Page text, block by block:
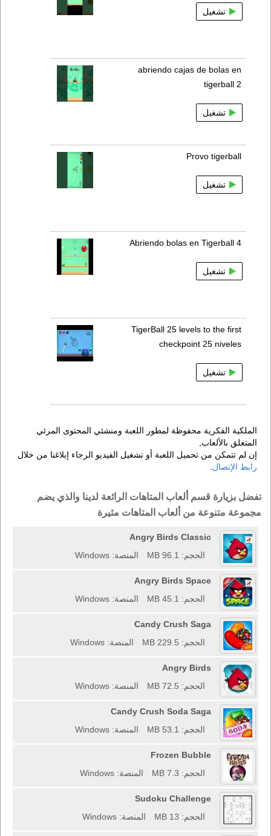
تشغيل
abriendo cajas de bolas en
tigerball 2
تشغيل
Provo tigerball
تشغيل
Abriendo bolas en Tigerball 4
تشغيل
TigerBall 25 levels to the first
checkpoint 25 niveles
تشغيل
الملكية الفكرية محفوظة لمطور اللعبة ومنشئي المحتوى المرئي
المتعلق بالألعاب,
إن لم تتمكن من تحميل اللعبة أو تشغيل الفيديو الرجاء إبلاغنا من خلال
رابط الإتصال
تفضل بزيارة قسم ألعاب المتاهات الرائعة لدينا والذي يضم
مجموعة متنوعة من ألعاب المتاهات مثيرة
Angry Birds Classic
الحجم: 96.1 MB
المنصة: Windows
Angry Birds Space
الحجم: 45.1 MB
المنصة: Windows
Candy Crush Saga
الحجم: 229.5 MB
المنصة: Windows
Angry Birds
الحجم: 72.5 MB
المنصة: Windows
Candy Crush Soda Saga
الحجم: 53.1 MB
المنصة: Windows
Frozen Bubble
الحجم: 7.3 MB
المنصة: Windows
Sudoku Challenge
الحجم: 13 MB
المنصة: Windows